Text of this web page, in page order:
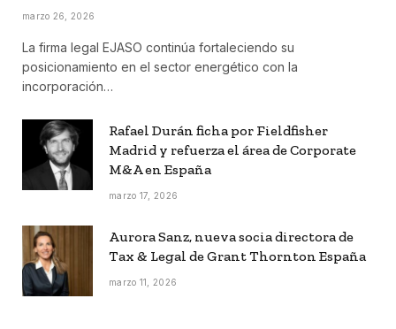
marzo 26, 2026
La firma legal EJASO continúa fortaleciendo su
posicionamiento en el sector energético con la
incorporación…
Rafael Durán ficha por Fieldfisher
Madrid y refuerza el área de Corporate
M&A en España
marzo 17, 2026
Aurora Sanz, nueva socia directora de
Tax & Legal de Grant Thornton España
marzo 11, 2026